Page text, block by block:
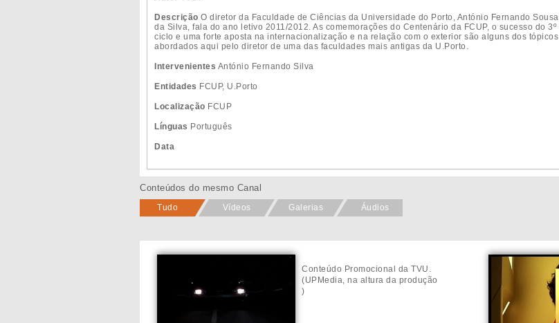
Descrição O diretor da Faculdade de Ciências da Universidade do Porto, António Fernando Sousa
da Silva, fala do ano letivo 2011/2012. As comemorações do Centenário da FCUP, o sucesso do 3º
ciclo e uma forte aposta na internacionalização e na relação com o exterior são alguns dos tópicos
abordados aqui pelo diretor de uma das faculdades mais antigas da U.Porto.
Intervenientes António Fernando Silva
Entidades FCUP, U.Porto
Localização FCUP
Línguas Português
Data
Conteúdos do mesmo Canal
Tudo Vídeos Galerias Áudios
Conteúdo Promocional da TVU.
(UPMedia, na altura da produção
)